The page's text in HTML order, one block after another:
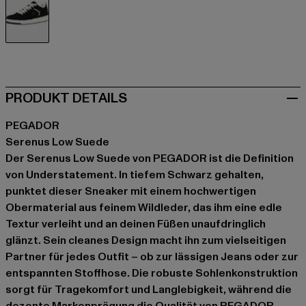
PRODUKT DETAILS
PEGADOR
Serenus Low Suede
Der Serenus Low Suede von PEGADOR ist die Definition
von Understatement. In tiefem Schwarz gehalten,
punktet dieser Sneaker mit einem hochwertigen
Obermaterial aus feinem Wildleder, das ihm eine edle
Textur verleiht und an deinen Füßen unaufdringlich
glänzt. Sein cleanes Design macht ihn zum vielseitigen
Partner für jedes Outfit – ob zur lässigen Jeans oder zur
entspannten Stoffhose. Die robuste Sohlenkonstruktion
sorgt für Tragekomfort und Langlebigkeit, während die